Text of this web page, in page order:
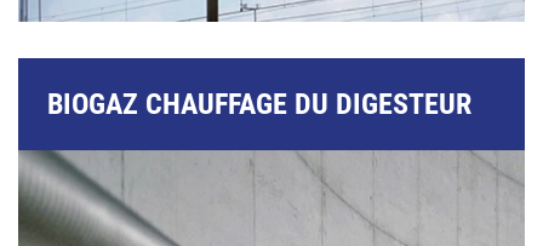
BIOGAZ CHAUFFAGE DU DIGESTEUR